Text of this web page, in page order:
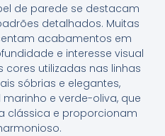
de parede se destacam
detalhados. Muitas
acabamentos em
e interesse visual
cores utilizadas nas linhas
sóbrias e elegantes,
e verde-oliva, que
clássica e proporcionam